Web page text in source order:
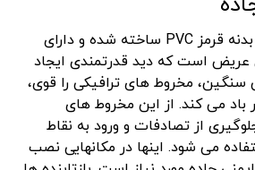
مخروط ایمنی جاده با بدنه قرمز PVC ساخته شده و دارای
عریض است که دید قدرتمندی ایجاد
سنگین، مخروط های ترافیکی را قوی،
باد می کند. از این مخروط های
از تصادفات و ورود به نقاط
می شود. اینها در مکانهایی نصب